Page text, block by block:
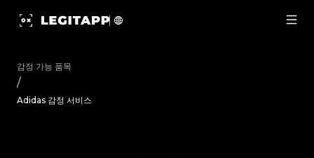
감정 가능 품목
/
Adidas 감정 서비스